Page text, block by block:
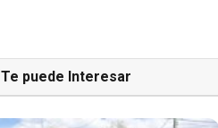
Te puede Interesar